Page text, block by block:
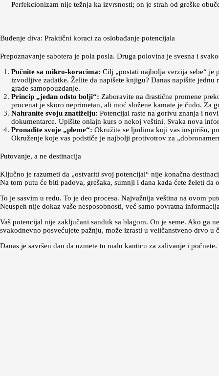
Perfekcionizam nije težnja ka izvrsnosti; on je strah od greške
Buđenje diva: Praktični koraci za oslobađanje potencijala
Prepoznavanje sabotera je pola posla. Druga polovina je svesna i
Počnite sa mikro-koracima: Cilj „postati najbolja verzija sebe“ je
izvodljive zadatke. Želite da napišete knjigu? Danas napišite
grade samopouzdanje.
Princip „jedan odsto bolji“: Zaboravite na drastične promene
procenat je skoro neprimetan, ali moć složene kamate je čudo. Za
Nahranite svoju znatiželju: Potencijal raste na gorivu znanja i
dokumentarce. Upišite onlajn kurs o nekoj veštini. Svaka nova
Pronađite svoje „pleme“: Okružite se ljudima koji vas inspirišu,
Okruženje koje vas podstiče je najbolji protivotrov za
Putovanje, a ne destinacija
Ključno je razumeti da „ostvariti svoj potencijal“ nije konačna
Na tom putu će biti padova, grešaka, sumnji i dana kada ćete želeti da
To je sasvim u redu. To je deo procesa. Najvažnija veština na ovom
Neuspeh nije dokaz vaše nesposobnosti, već samo povratna
Vaš potencijal nije zaključani sanduk sa blagom. On je seme. Ako ga
svakodnevno posvećujete pažnju, može izrasti u veličanstveno drvo
Danas je savršen dan da uzmete tu malu kanticu za zalivanje i